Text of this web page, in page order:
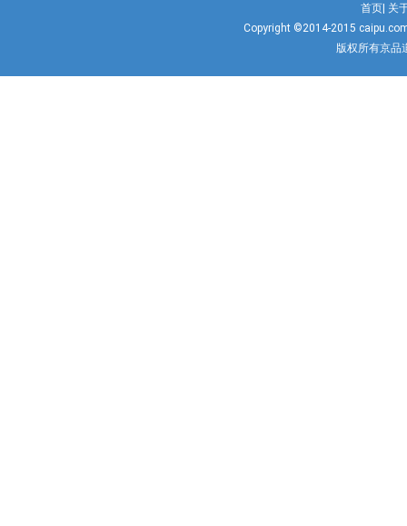
首页| 关
Copyright ©2014-2015
版权所有京品